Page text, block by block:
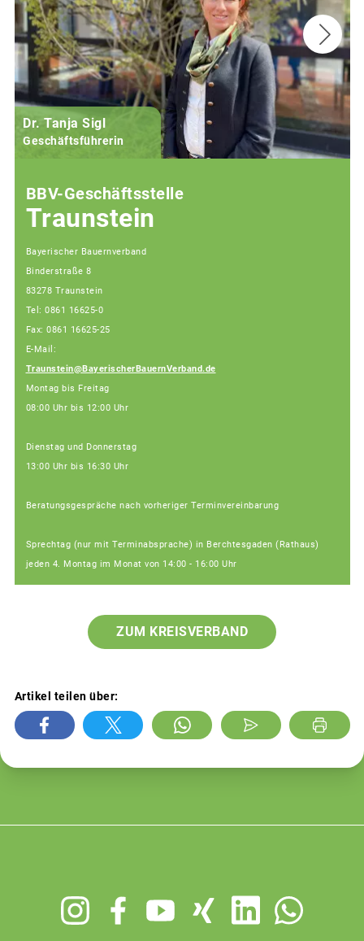
Dr. Tanja Sigl
Geschäftsführerin
BBV-Geschäftsstelle
Traunstein
Bayerischer Bauernverband
Binderstraße 8
83278 Traunstein
Tel: 0861 16625-0
Fax: 0861 16625-25
E-Mail:
Traunstein@BayerischerBauernVerband.de
Montag bis Freitag
08:00 Uhr bis 12:00 Uhr
Dienstag und Donnerstag
13:00 Uhr bis 16:30 Uhr
Beratungsgespräche nach vorheriger Terminvereinbarung
Sprechtag (nur mit Terminabsprache) in Berchtesgaden (Rathaus)
jeden 4. Montag im Monat von 14:00 - 16:00 Uhr
ZUM KREISVERBAND
Artikel teilen über: